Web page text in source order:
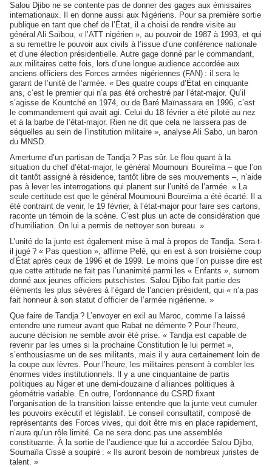
Salou Djibo ne se contente pas de donner des gages aux émissaires
internationaux. Il en donne aussi aux Nigériens. Pour sa première sortie
publique en tant que chef de l’État, il a choisi de rendre visite au
général Ali Saïbou, « l’ATT nigérien », au pouvoir de 1987 à 1993, et qui
a su remettre le pouvoir aux civils à l’issue d’une conférence nationale
et d’une élection présidentielle. Autre gage donné par le commandant,
aux militaires cette fois, lors d’une longue audience accordée aux
anciens officiers des Forces armées nigériennes (FAN) : il sera le
garant de l’unité de l’armée. « Des quatre coups d’État en cinquante
ans, c’est le premier qui n’a pas été orchestré par l’état-major. Qu’il
s’agisse de Kountché en 1974, ou de Baré Maïnassara en 1996, c’est
le commandement qui avait agi. Celui du 18 février a été piloté au nez
et à la barbe de l’état-major. Rien ne dit que cela ne laissera pas de
séquelles au sein de l’institution militaire », analyse Ali Sabo, un baron
du MNSD.
Amertume d’un partisan de Tandja ? Pas sûr. Le flou quant à la
situation du chef d’état-major, le général Moumouni Boureïma – que l’on
dit tantôt assigné à résidence, tantôt libre de ses mouvements –, n’aide
pas à lever les interrogations qui planent sur l’unité de l’armée. « La
seule certitude est que le général Moumouni Boureïma a été écarté. Il a
été contraint de venir, le 19 février, à l’état-major pour faire ses cartons,
raconte un témoin de la scène. C’est plus un acte de considération que
d’humiliation. On lui a permis de nettoyer son bureau. »
L’unité de la junte est également mise à mal à propos de Tandja. Sera-t-
il jugé ? « Pas question », affirme Pelé, qui en est à son troisième coup
d’État après ceux de 1996 et de 1999. Le moins que l’on puisse dire est
que cette attitude ne fait pas l’unanimité parmi les « Enfants », surnom
donné aux jeunes officiers putschistes. Salou Djibo fait partie des
éléments les plus sévères à l’égard de l’ancien président, qui « n’a pas
fait honneur à son statut d’officier de l’armée nigérienne. »
Que faire de Tandja ? L’envoyer en exil au Maroc, comme l’a laissé
entendre une rumeur avant que Rabat ne démente ? Pour l’heure,
aucune décision ne semble avoir été prise. « Tandja est capable de
revenir par les urnes si la prochaine Constitution le lui permet »,
s’enthousiasme un de ses militants, mais il y aura certainement loin de
la coupe aux lèvres. Pour l’heure, les militaires pensent à combler les
énormes vides institutionnels. Il y a une cinquantaine de partis
politiques au Niger et une demi-douzaine d’alliances politiques à
géométrie variable. En outre, l’ordonnance du CSRD fixant
l’organisation de la transition laisse entendre que la junte veut cumuler
les pouvoirs exécutif et législatif. Le conseil consultatif, composé de
représentants des Forces vives, qui doit être mis en place rapidement,
n’aura qu’un rôle limité. Ce ne sera donc pas une assemblée
constituante. À la sortie de l’audience que lui a accordée Salou Djibo,
Soumaïla Cissé a soupiré : « Ils auront besoin de nombreux juristes de
talent. »